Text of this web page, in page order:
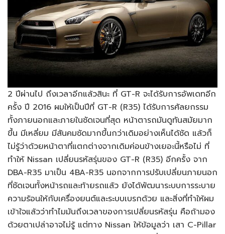
2 ปีผ่านไป ถึงเวลาอีกแล้วสินะ ที่ GT-R จะได้รับการอัพเดทอีก
ครั้ง ปี 2016 ผมให้เป็นปีที่ GT-R (R35) ได้รับการศัลยกรรม
ทั้งภายนอกและภายในชัดเจนที่สุด หน้าตารถมันดูทันสมัยมาก
ขึ้น มีเหลี่ยม มีสันคมชัดมากขึ้นกว่าเดิมอย่างเห็นได้ชัด แล้วก็
ไม่รู้ว่าด้วยหน้าตาที่แตกต่างจากเดิมค่อนข้างเยอะนี้หรือไม่ ที่
ทำให้ Nissan เปลี่ยนรหัสรุ่นของ GT-R (R35) อีกครั้ง จาก
DBA-R35 มาเป็น 4BA-R35 นอกจากการปรับเปลี่ยนภายนอก
ที่ชัดเจนทั้งหน้ารถและท้ายรถแล้ว ยังได้พัฒนาระบบการระบาย
ความร้อนให้กับเครื่องยนต์และระบบเบรกด้วย และสิ่งที่ทำให้ผม
เข้าใจแล้วว่าทำไมมันถึงเวลาของการเปลี่ยนรหัสรุ่น คือถ้ามอง
ด้วยตาเปล่าอาจไม่รู้ แต่ทาง Nissan ให้ข้อมูลว่า เสา C-Pillar